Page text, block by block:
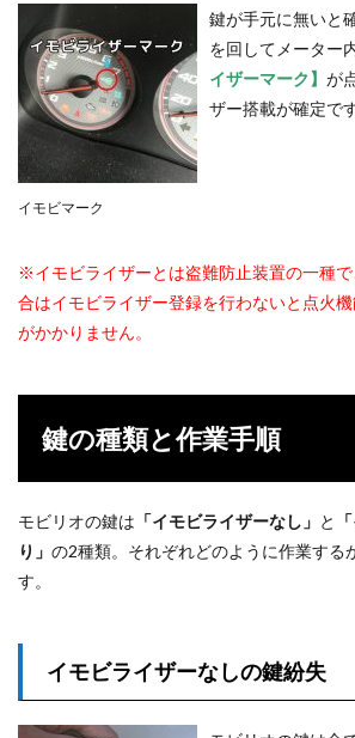
イモビマーク
鍵が手元に無いと
を回してメーター
イザーマーク】 が
ザー搭載が確定です
※イモビライザーとは盗難防止装置の一種
合はイモビライザー登録を行わないと点火
がかかりません。
鍵の種類と作業手順
モビリオの鍵は 「イモビライザーなし」 と
り」 の2種類。それぞれどのように作業する
す。
イモビライザーなしの鍵紛失